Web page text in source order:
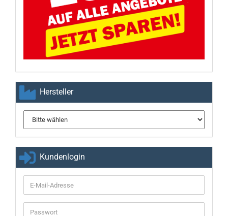
Hersteller
Kundenlogin
E-
Mail-
Adresse
Passwort